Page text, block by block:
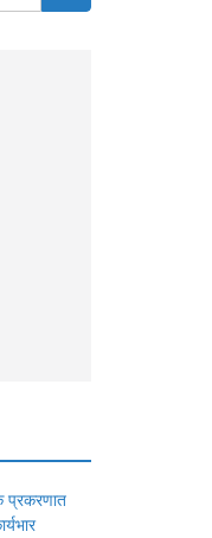
प्रकरणात